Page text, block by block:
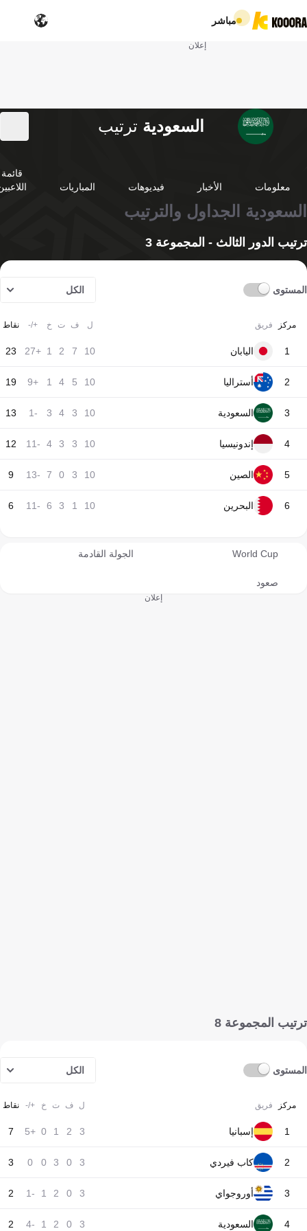
مباشر
إعلان
السعودية ترتيب
معلومات الأخبار فيديوهات المباريات
قائمة
السعودية الجداول والترتيب
ترتيب الدور الثالث - المجموعة 3
المستوى الكل
مركز فريق ل ف ت خ +/- نقاط
1 اليابان 10
7
2
1
+27
23
2 أستراليا 10
5
4
1
+9
19
3 السعودية 10
3
4
3
-1
13
4 إندونيسيا 10
3
3
4
-11
12
5 الصين 10
3
0
7
-13
9
6 البحرين 10
1
3
6
-11
6
World Cup الجولة القادمة
صعود
إعلان
ترتيب المجموعة 8
المستوى الكل
مركز فريق ل ف ت خ +/- نقاط
1 إسبانيا 3
2
1
0
+5
7
2 كاب فيردي 3
0
3
0
0
3
3 أوروجواي 3
0
2
1
-1
2
4 السعودية 3
0
2
1
-4
2